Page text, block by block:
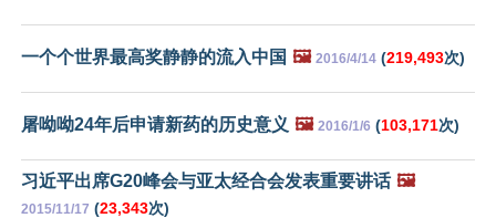
一个个世界最高奖静静的流入中国 🖼️ 2016/4/14 (219,493次)
屠呦呦24年后申请新药的历史意义 🖼️ 2016/1/6 (103,171次)
习近平出席G20峰会与亚太经合会发表重要讲话 🖼️
2015/11/17 (23,343次)